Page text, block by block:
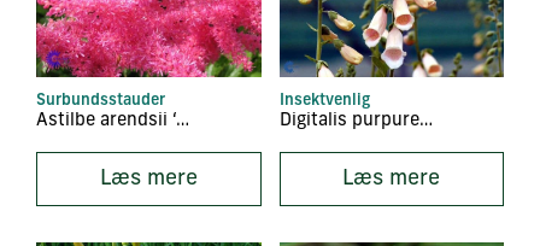
Surbundsstauder
Astilbe arendsii ‘Anita Pfeifer’
Læs mere
Insektvenlig
Digitalis purpurea ‘Apricot’
Læs mere